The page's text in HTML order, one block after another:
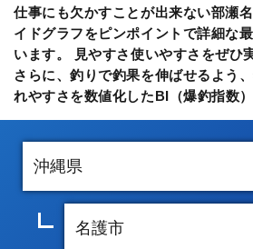
仕事にも欠かすことが出来ない部瀬
イドグラフをピンポイントで詳細な
います。 見やすさ使いやすさをぜひ
さらに、釣りで釣果を伸ばせるよう
れやすさを数値化したBI（爆釣指数